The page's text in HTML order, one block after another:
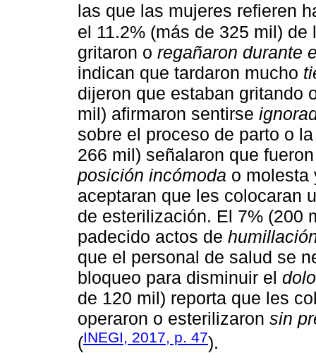
las que las mujeres refieren
el 11.2% (más de 325 mil)
gritaron o regañaron durante
indican que tardaron mucho
dijeron que estaban gritando
mil) afirmaron sentirse
sobre el proceso de parto o
266 mil) señalaron que
posición incómoda o
aceptaran que les colocaran
de esterilización. El 7% (200
padecido actos de
que el personal de salud se
bloqueo para disminuir el
de 120 mil) reporta que les
operaron o esterilizaron sin
(INEGI, 2017, p. 47).